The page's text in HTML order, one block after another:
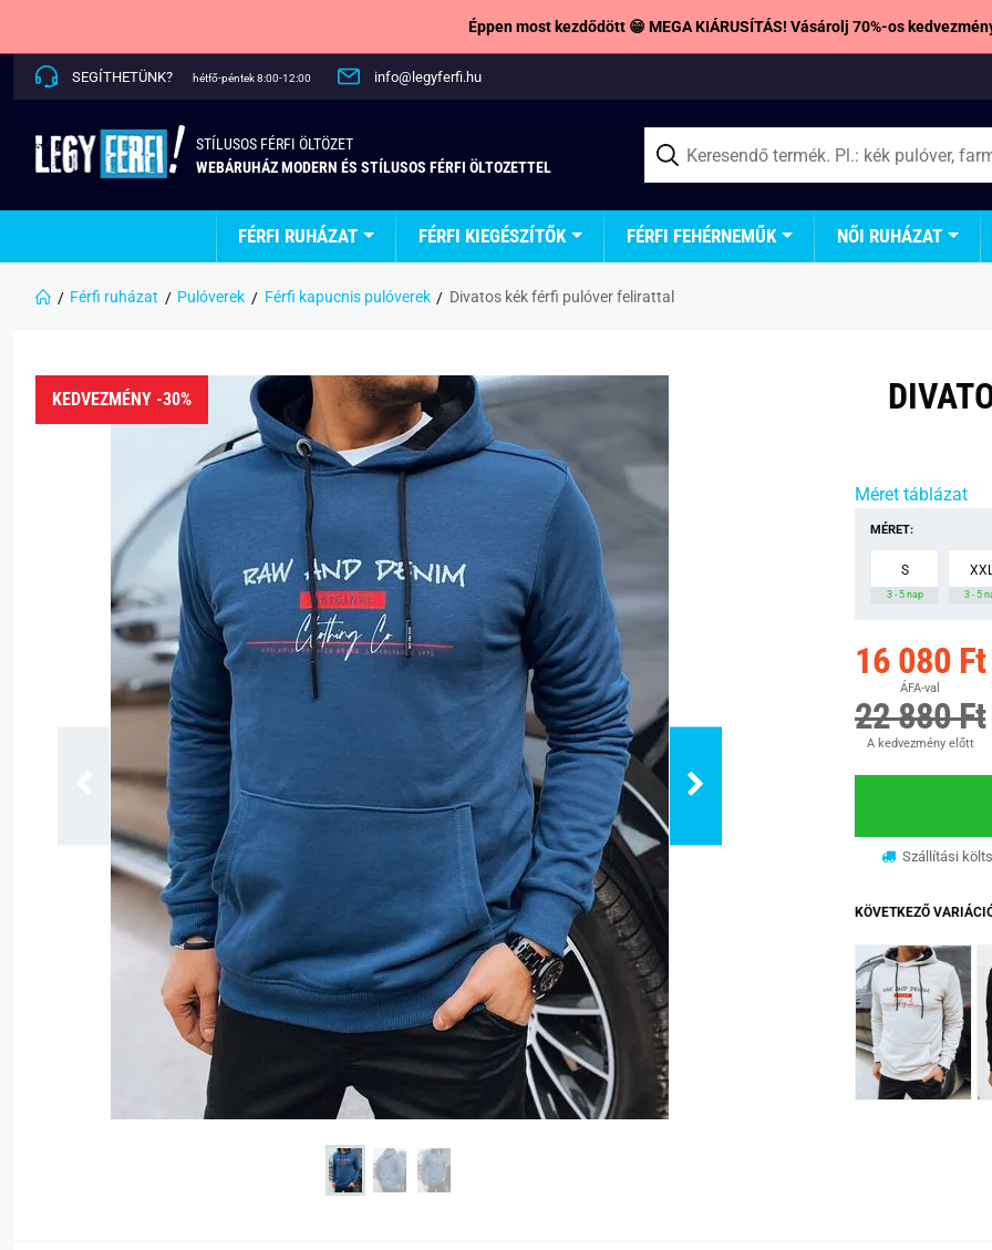
Éppen most kezdődött 😁 MEGA KIÁRUSÍTÁS! Vásárolj 70%-os
SEGÍTHETÜNK? hétfő-péntek 8:00-12:00 info@legyferfi.hu
STÍLUSOS FÉRFI ÖLTÖZET
WEBÁRUHÁZ MODERN ÉS STÍLUSOS FÉRFI ÖLTOZETTEL
FÉRFI RUHÁZAT FÉRFI KIEGÉSZÍTŐK FÉRFI FEHÉRNEMŰK NŐI RUHÁZAT
Férfi ruházat Pulóverek Férfi kapucnis pulóverek Divatos kék férfi pulóver felirattal
KEDVEZMÉNY -30%
Méret táblázat
MÉRET:
S
3 - 5 nap 3 - 5
16 080 Ft
ÁFA-val
22 880 Ft
A kedvezmény előtt
Szállítási
KÖVETKEZŐ